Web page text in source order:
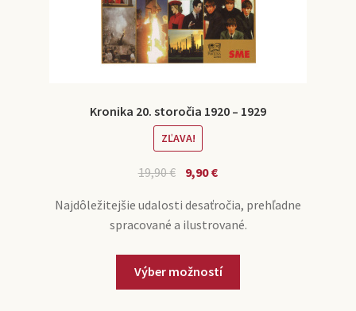
Kronika 20. storočia 1920 – 1929
ZĽAVA!
19,90€ 9,90€
Najdôležitejšie udalosti desaťročia, prehľadne
spracované a ilustrované.
Výber možností